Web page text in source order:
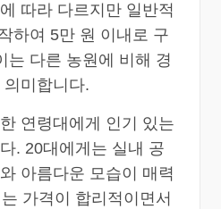
따라 다르지만 일반적
하여 5만 원 이내로 구
는 다른 농원에 비해 경
미합니다.
연령대에게 인기 있는
. 20대에게는 실내 공
아름다운 모습이 매력
가격이 합리적이면서